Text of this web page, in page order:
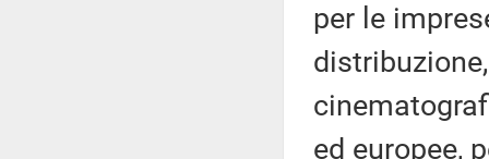
per le
ed europee,